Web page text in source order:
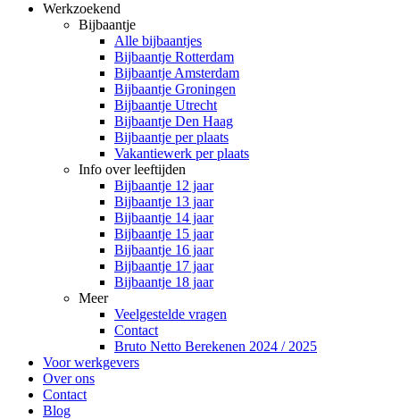
Werkzoekend
Bijbaantje
Alle bijbaantjes
Bijbaantje Rotterdam
Bijbaantje Amsterdam
Bijbaantje Groningen
Bijbaantje Utrecht
Bijbaantje Den Haag
Bijbaantje per plaats
Vakantiewerk per plaats
Info over leeftijden
Bijbaantje 12 jaar
Bijbaantje 13 jaar
Bijbaantje 14 jaar
Bijbaantje 15 jaar
Bijbaantje 16 jaar
Bijbaantje 17 jaar
Bijbaantje 18 jaar
Meer
Veelgestelde vragen
Contact
Bruto Netto Berekenen 2024 / 2025
Voor werkgevers
Over ons
Contact
Blog